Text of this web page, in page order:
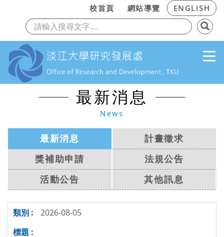
跳到主要內容
校首頁 網站導覽 ENGLISH
上一頁
最新消息
News
最新消息
計畫徵求
獎補助申請
法規公告
活動公告
其他訊息
2026-08-05